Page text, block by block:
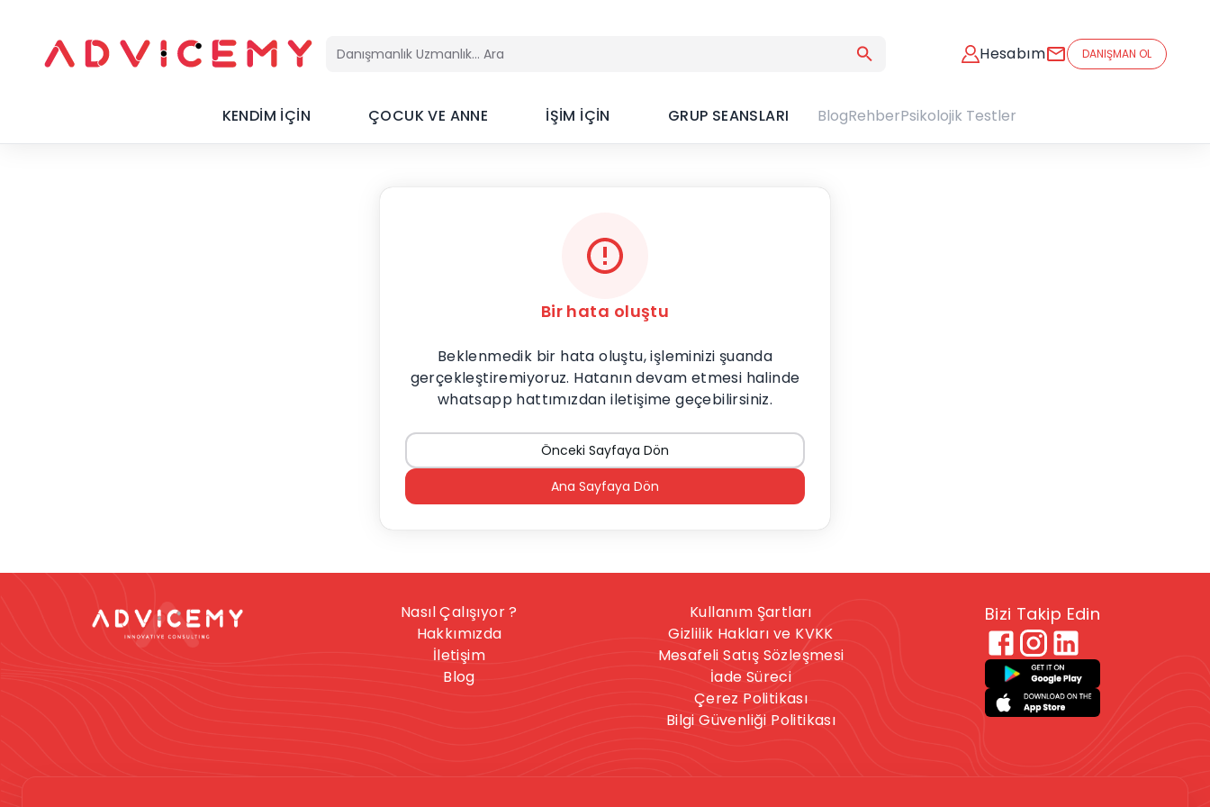
Hesabım DANIŞMAN OL
KENDİM İÇİN ÇOCUK VE ANNE İŞİM İÇİN GRUP SEANSLARI BlogRehberPsikolojik Testler
Bir hata oluştu
Beklenmedik bir hata oluştu, işleminizi şuanda
gerçekleştiremiyoruz. Hatanın devam etmesi halinde
whatsapp hattımızdan iletişime geçebilirsiniz.
Önceki Sayfaya Dön
Ana Sayfaya Dön
Nasıl Çalışıyor ?
Hakkımızda
İletişim
Blog
Kullanım Şartları
Gizlilik Hakları ve KVKK
Mesafeli Satış Sözleşmesi
İade Süreci
Çerez Politikası
Bilgi Güvenliği Politikası
Bizi Takip Edin